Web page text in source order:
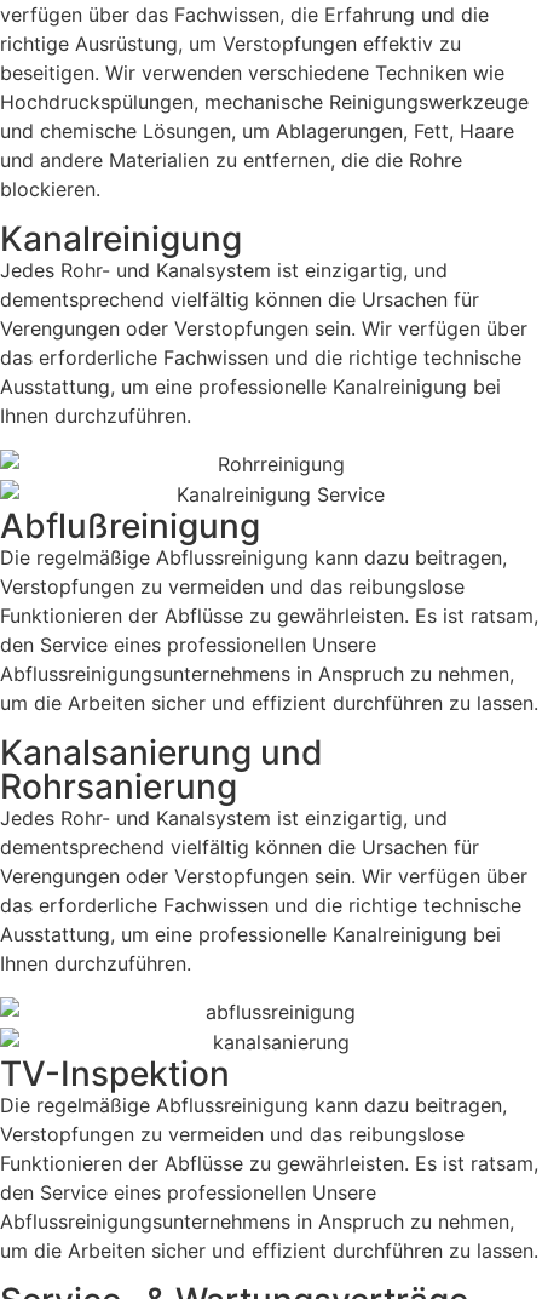
verfügen über das Fachwissen, die Erfahrung und die
richtige Ausrüstung, um Verstopfungen effektiv zu
beseitigen. Wir verwenden verschiedene Techniken wie
Hochdruckspülungen, mechanische Reinigungswerkzeuge
und chemische Lösungen, um Ablagerungen, Fett, Haare
und andere Materialien zu entfernen, die die Rohre
blockieren.
Kanalreinigung
Jedes Rohr- und Kanalsystem ist einzigartig, und
dementsprechend vielfältig können die Ursachen für
Verengungen oder Verstopfungen sein. Wir verfügen über
das erforderliche Fachwissen und die richtige technische
Ausstattung, um eine professionelle Kanalreinigung bei
Ihnen durchzuführen.
Abflußreinigung
Die regelmäßige Abflussreinigung kann dazu beitragen,
Verstopfungen zu vermeiden und das reibungslose
Funktionieren der Abflüsse zu gewährleisten. Es ist ratsam,
den Service eines professionellen Unsere
Abflussreinigungsunternehmens in Anspruch zu nehmen,
um die Arbeiten sicher und effizient durchführen zu lassen.
Kanalsanierung und
Rohrsanierung
Jedes Rohr- und Kanalsystem ist einzigartig, und
dementsprechend vielfältig können die Ursachen für
Verengungen oder Verstopfungen sein. Wir verfügen über
das erforderliche Fachwissen und die richtige technische
Ausstattung, um eine professionelle Kanalreinigung bei
Ihnen durchzuführen.
TV-Inspektion
Die regelmäßige Abflussreinigung kann dazu beitragen,
Verstopfungen zu vermeiden und das reibungslose
Funktionieren der Abflüsse zu gewährleisten. Es ist ratsam,
den Service eines professionellen Unsere
Abflussreinigungsunternehmens in Anspruch zu nehmen,
um die Arbeiten sicher und effizient durchführen zu lassen.